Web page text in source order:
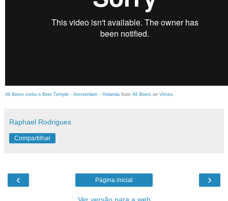
All Beers visita o Beer Temple - Amsterdam - Holanda from All Beers on Vimeo.
Raphael Rodrigues
Compartilhar
‹ ›
Página inicial